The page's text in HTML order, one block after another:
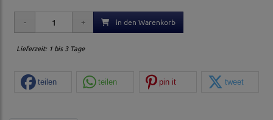
in den Warenkorb
Lieferzeit: 1 bis 3 Tage
teilen teilen pin it tweet